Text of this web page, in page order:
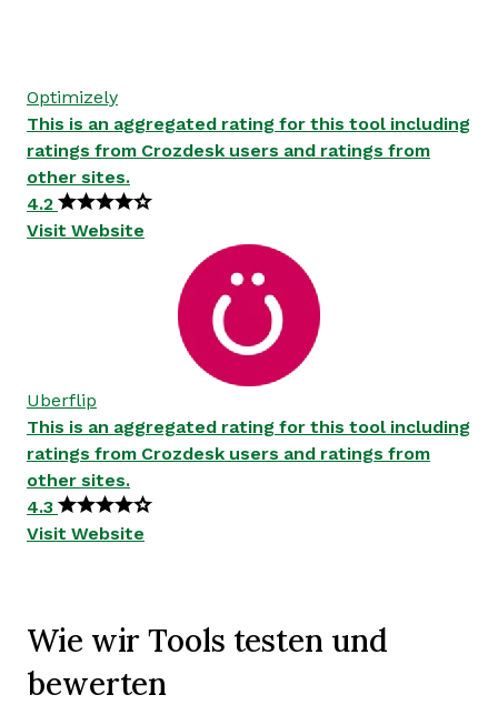
Optimizely
This is an aggregated rating for this tool including
ratings from Crozdesk users and ratings from
other sites.
4.2
Visit Website
Uberflip
This is an aggregated rating for this tool including
ratings from Crozdesk users and ratings from
other sites.
4.3
Visit Website
Wie wir Tools testen und
bewerten